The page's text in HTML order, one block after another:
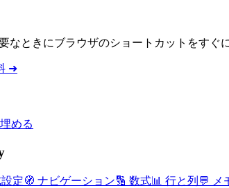
なときにブラウザのショートカットをすぐ
➜
める
定🧭 ナビゲーション🔢 数式📊 行と列 💬 メ